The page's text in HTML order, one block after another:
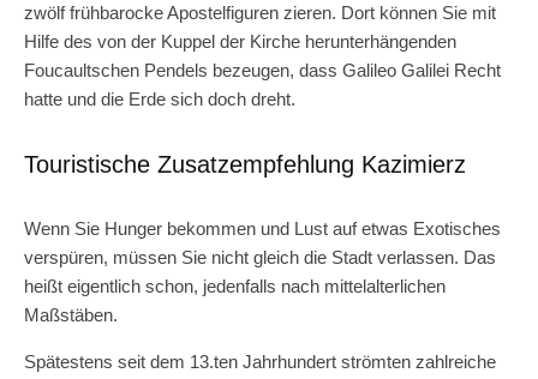
zwölf frühbarocke Apostelfiguren zieren. Dort können Sie mit
Hilfe des von der Kuppel der Kirche herunterhängenden
Foucaultschen Pendels bezeugen, dass Galileo Galilei Recht
hatte und die Erde sich doch dreht.
Touristische Zusatzempfehlung Kazimierz
Wenn Sie Hunger bekommen und Lust auf etwas Exotisches
verspüren, müssen Sie nicht gleich die Stadt verlassen. Das
heißt eigentlich schon, jedenfalls nach mittelalterlichen
Maßstäben.
Spätestens seit dem 13.ten Jahrhundert strömten zahlreiche